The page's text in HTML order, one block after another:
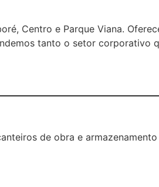
Centro e Parque Viana.
tanto o setor corporativo
de obra e